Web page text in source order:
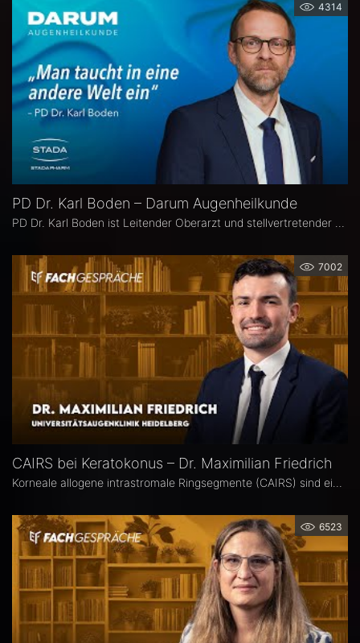
4314
PD Dr. Karl Boden – Darum Augenheilkunde
7002
CAIRS bei Keratokonus – Dr. Maximilian Friedrich
6523